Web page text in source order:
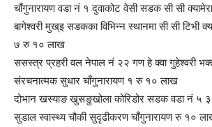
चाँगुनारायण वडा नं १ दुवाकोट वेसी सडक सी सी
बागेश्वरी मुख्इ सडकका विभिन्न स्थानमा सी सी टिभी
७ रु १० लाख
ससस्त्र प्रहरी वल नेपाल नं २२ गण हे क्वा गुहेश्वरी
संरचनात्मक सुधार चाँगुनारायण १ रु १० लाख
दोभान खस्याङ खुसङुखोला कोरिडोर सडक वडा नं ५
सुडाल स्वास्थ्य चौकी सुदृढीकरण चाँगुनारायण रु १०